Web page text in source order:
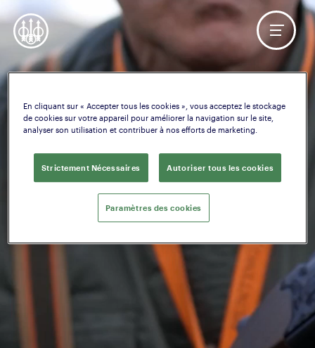
En cliquant sur « Accepter tous les cookies », vous acceptez le stockage
de cookies sur votre appareil pour améliorer la navigation sur le site,
analyser son utilisation et contribuer à nos efforts de marketing.
Strictement Nécessaires Autoriser tous les cookies
Paramètres des cookies